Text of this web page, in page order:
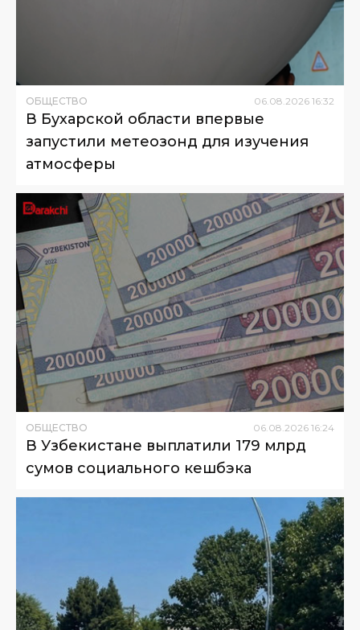
ОБЩЕСТВО 06.08.2026 16:32
В Бухарской области впервые
запустили метеозонд для изучения
атмосферы
ОБЩЕСТВО 06.08.2026 16:24
В Узбекистане выплатили 179 млрд
сумов социального кешбэка